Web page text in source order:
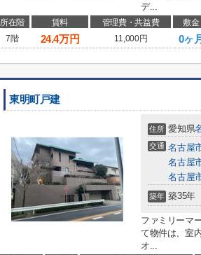
デ...
所在階 賃料 管理費・共益費 敷金
7階
24.4万円 11,000円 0ヶ月
東明町戸建
住所 愛知県
交通 名古屋
名古屋
名古屋
築年 築35年
ファミリーマ
て物件は、室
オ...